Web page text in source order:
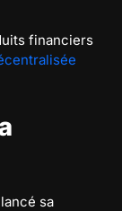
financiers
sa